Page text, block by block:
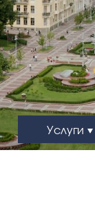
Услуги